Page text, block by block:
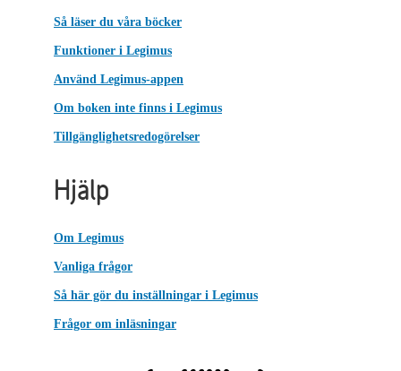
Så läser du våra böcker
Funktioner i Legimus
Använd Legimus-appen
Om boken inte finns i Legimus
Tillgänglighetsredogörelser
Hjälp
Om Legimus
Vanliga frågor
Så här gör du inställningar i Legimus
Frågor om inläsningar